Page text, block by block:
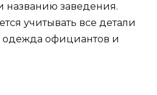
заведения.
учитывать все детали
официантов и